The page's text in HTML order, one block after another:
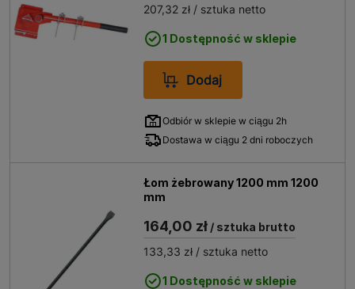
207,32 zł / sztuka netto
1 Dostępność w sklepie
Dodaj
Odbiór w sklepie w ciągu 2h
Dostawa w ciągu 2 dni roboczych
Łom żebrowany 1200 mm 1200
mm
164,00 zł / sztuka brutto
133,33 zł / sztuka netto
1 Dostępność w sklepie